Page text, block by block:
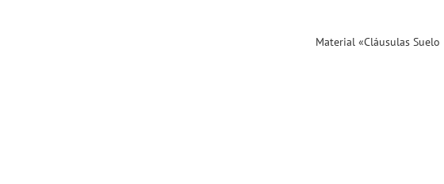
Material «Cláusulas